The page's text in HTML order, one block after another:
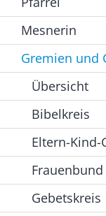
Mesnerin
Gremien und
Übersicht
Bibelkreis
Eltern-Kind-
Frauenbund
Gebetskreis